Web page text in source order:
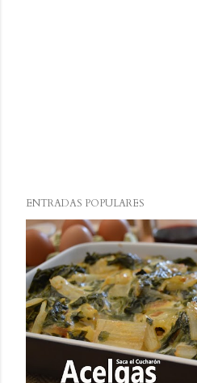
e
n
a
r
i
o
ENTRADAS POPULARES